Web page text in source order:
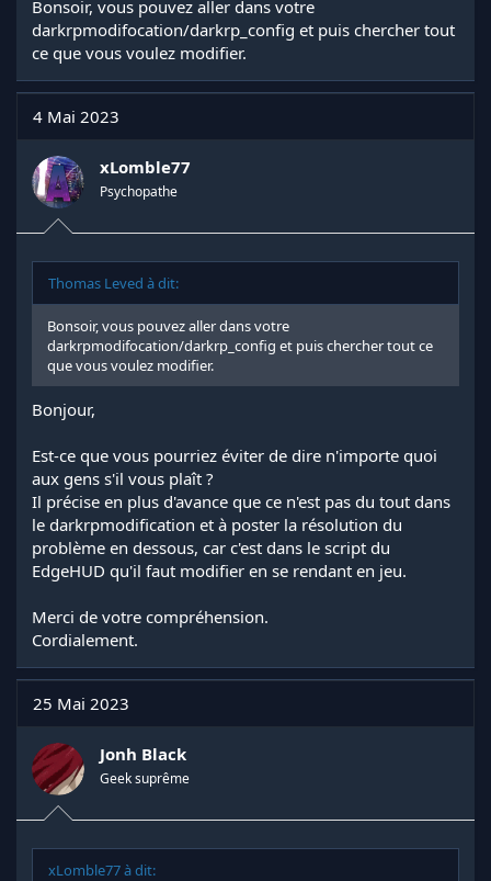
.Regarde la pièce jointe 67364
Bonsoir, vous pouvez aller dans votre
darkrpmodifocation/darkrp_config et puis chercher tout
ce que vous voulez modifier.
4 Mai 2023
xLomble77
Psychopathe
Thomas Leved à dit:
Bonsoir, vous pouvez aller dans votre
darkrpmodifocation/darkrp_config et puis chercher tout ce
que vous voulez modifier.
Bonjour,
Est-ce que vous pourriez éviter de dire n'importe quoi
aux gens s'il vous plaît ?
Il précise en plus d'avance que ce n'est pas du tout dans
le darkrpmodification et à poster la résolution du
problème en dessous, car c'est dans le script du
EdgeHUD qu'il faut modifier en se rendant en jeu.
Merci de votre compréhension.
Cordialement.
25 Mai 2023
Jonh Black
Geek suprême
xLomble77 à dit: